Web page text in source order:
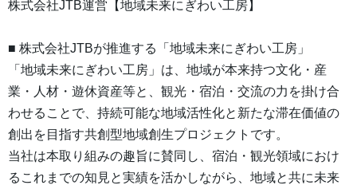
株式会社JTB運営【地域未来にぎわい工房】
■ 株式会社JTBが推進する「地域未来にぎわい工房」
「地域未来にぎわい工房」は、地域が本来持つ文化・産
業・人材・遊休資産等と、観光・宿泊・交流の力を掛け合
わせることで、持続可能な地域活性化と新たな滞在価値の
創出を目指す共創型地域創生プロジェクトです。
当社は本取り組みの趣旨に賛同し、宿泊・観光領域におけ
るこれまでの知見と実績を活かしながら、地域と共に未来